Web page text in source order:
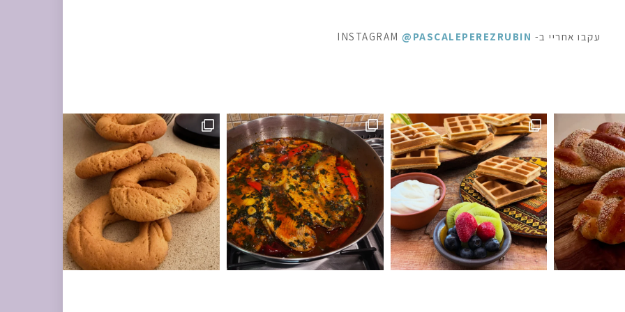
עקבו אחריי ב- INSTAGRAM @PASCALEPEREZRUBIN
שוקולד: ק
כל מילה מיותרת . סיר דגים עשיר בעשבי תיבו
אני תמיד מקפידה למלא את הצנצנות המונחות על השיש במ